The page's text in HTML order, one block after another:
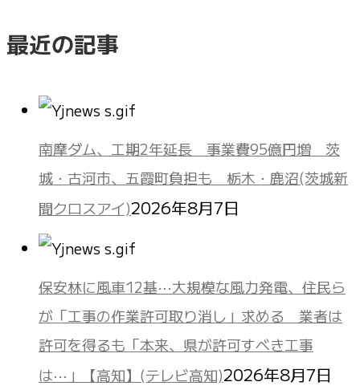
最近の記事
南摩ダム、工期2年延長 事業費95億円増 茨
城・古河市、五霞町負担も 栃木・鹿沼(茨城新
聞クロスアイ)2026年8月7日
保安林に風車12基⋯大規模な風力発電、住民ら
が「工事の作業許可取り消し」求める 業者は
許可を得るも「本来、県が許可すべき工事
は⋯」【高知】(テレビ高知)2026年8月7日